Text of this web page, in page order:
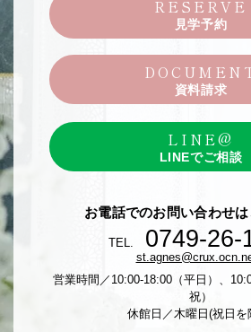
RESERVE
見学予約
資料請求
LINE@
LINEでご相談
お電話でのお問い合わせ
TEL. 0749-26-
営業時間／10:00-18:00（平日）、
祝）
休館日／木曜日(祝日を